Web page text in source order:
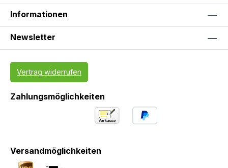
Informationen
Newsletter
Vertrag widerrufen
Zahlungsmöglichkeiten
Versandmöglichkeiten